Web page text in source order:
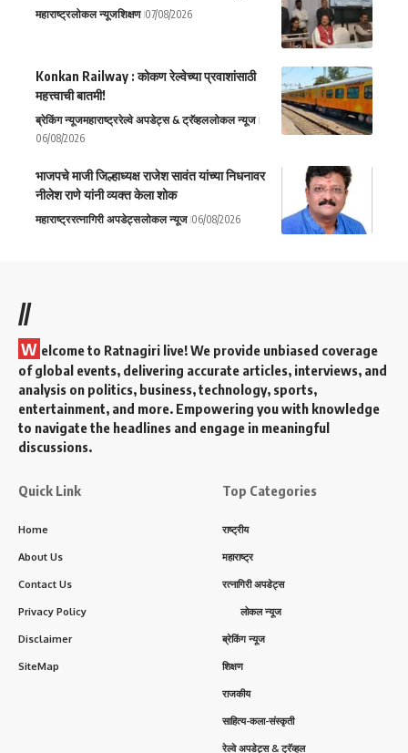
महाराष्ट्रलोकल न्यूजशिक्षण 07/08/2026
Konkan Railway : कोकण रेल्वेच्या प्रवाशांसाठी
महत्त्वाची बातमी!
ब्रेकिंग न्यूजमहाराष्ट्ररेल्वे अपडेट्स & ट्रॅव्हललोकल न्यूज
06/08/2026
भाजपचे माजी जिल्हाध्यक्ष राजेश सावंत यांच्या निधनावर
नीलेश राणे यांनी व्यक्त केला शोक
महाराष्ट्ररत्नागिरी अपडेट्सलोकल न्यूज 06/08/2026
//
W elcome to Ratnagiri live! We provide unbiased coverage
of global events, delivering accurate articles, interviews, and
analysis on politics, business, technology, sports,
entertainment, and more. Empowering you with knowledge
to navigate the headlines and engage in meaningful
discussions.
Quick Link
Home
About Us
Contact Us
Privacy Policy
Disclaimer
SiteMap
Top Categories
राष्ट्रीय
महाराष्ट्र
रत्नागिरी अपडेट्स
लोकल न्यूज
ब्रेकिंग न्यूज
शिक्षण
राजकीय
साहित्य-कला-संस्कृती
रेल्वे अपडेट्स & ट्रॅव्हल